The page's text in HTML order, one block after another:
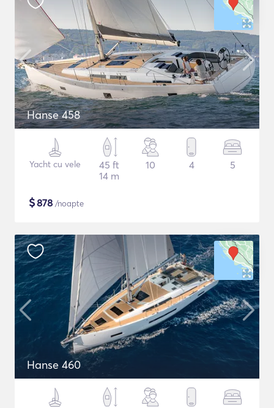
Hanse 458
Yacht cu vele
45 ft
14 m
10 4 5
$878 /noapte
Hanse 460